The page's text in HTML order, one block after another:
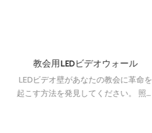
高速道路/道端のLEDビルボード
パスUL、ETL証明書IP68防水レートと
フロントサービス10000NIT+屋外LED